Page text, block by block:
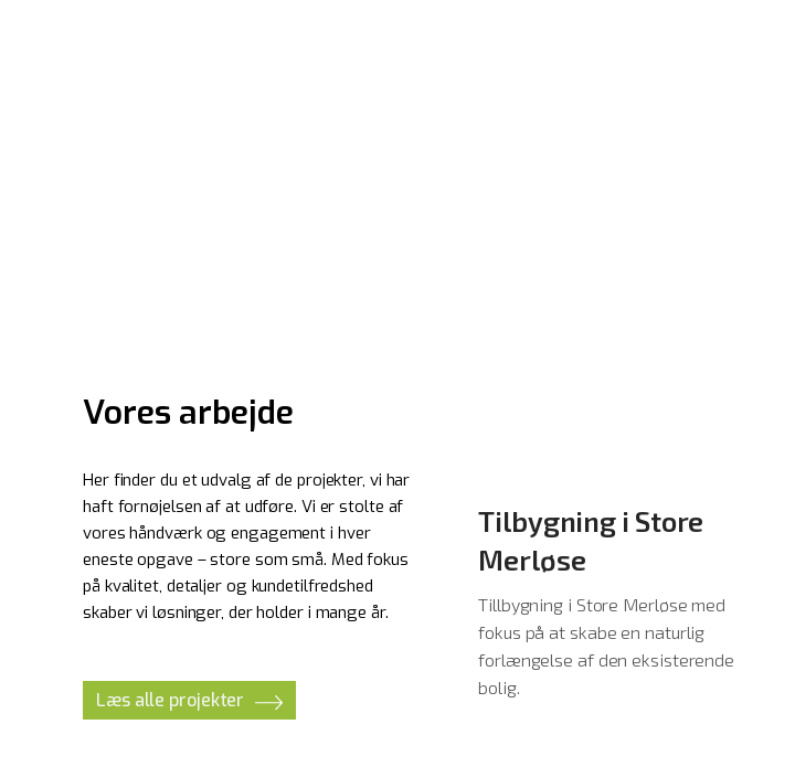
Vores arbejde
Her finder du et udvalg af de projekter, vi har
haft fornøjelsen af at udføre. Vi er stolte af
vores håndværk og engagement i hver
eneste opgave – store som små. Med fokus
på kvalitet, detaljer og kundetilfredshed
skaber vi løsninger, der holder i mange år.
Læs alle projekter
Tilbygning i Store
Merløse
Tillbygning i Store Merløse med
fokus på at skabe en naturlig
forlængelse af den eksisterende
bolig.